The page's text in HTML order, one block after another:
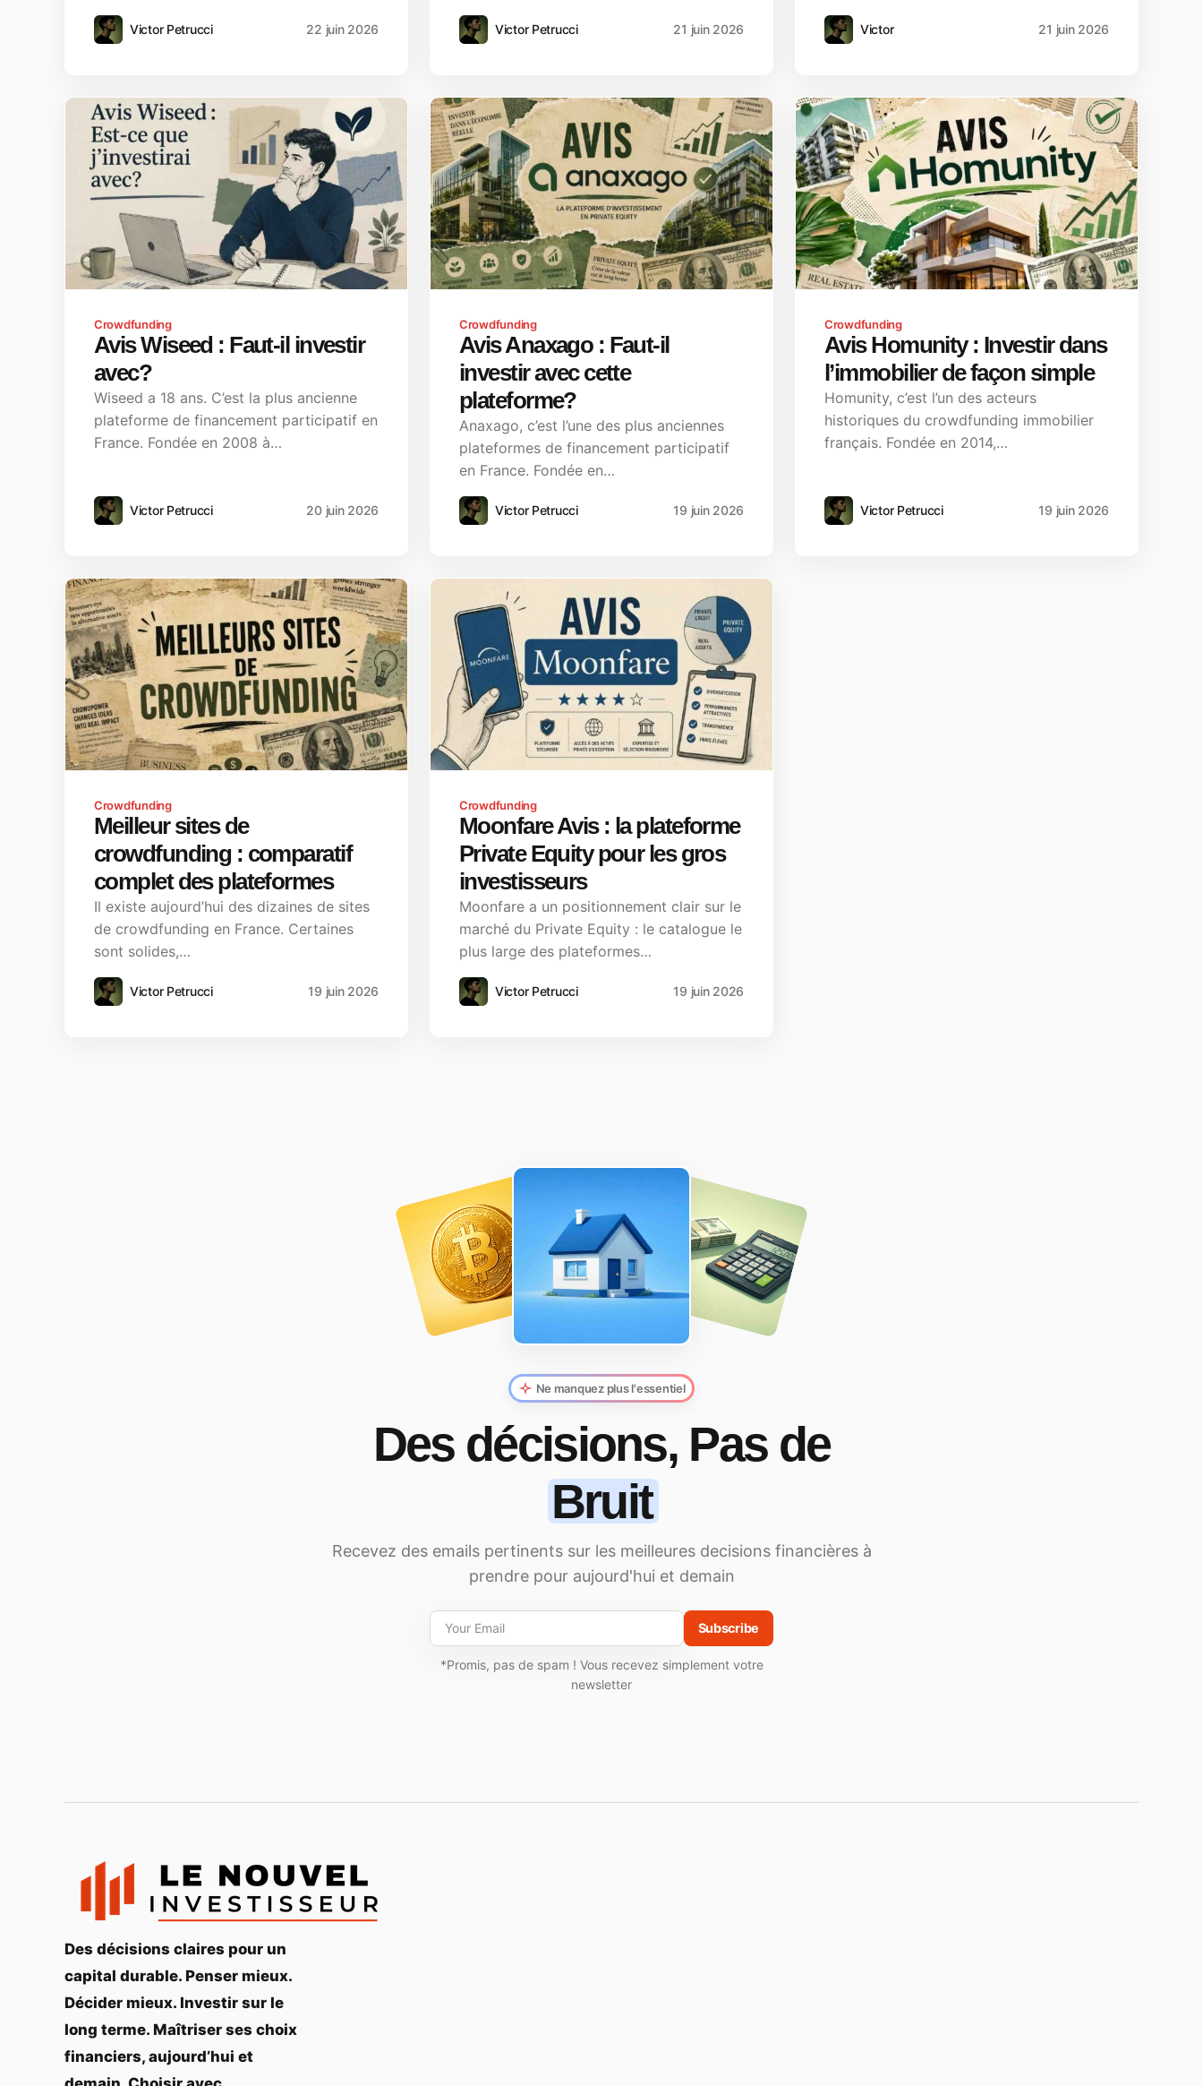
Victor Petrucci 22 juin 2026 Victor Petrucci 21 juin 2026 Victor 21 juin 2026
Crowdfunding
Avis Wiseed : Faut-il investir
avec?
Wiseed a 18 ans. C’est la plus ancienne
plateforme de financement participatif en
France. Fondée en 2008 à…
Victor Petrucci 20 juin 2026
Crowdfunding
Avis Anaxago : Faut-il
investir avec cette
plateforme?
Anaxago, c’est l’une des plus anciennes
plateformes de financement participatif
en France. Fondée en…
Victor Petrucci 19 juin 2026
Crowdfunding
Avis Homunity : Investir dans
l’immobilier de façon simple
Homunity, c’est l’un des acteurs
historiques du crowdfunding immobilier
français. Fondée en 2014,…
Victor Petrucci 19 juin 2026
Crowdfunding
Meilleur sites de
crowdfunding : comparatif
complet des plateformes
Il existe aujourd’hui des dizaines de sites
de crowdfunding en France. Certaines
sont solides,…
Victor Petrucci 19 juin 2026
Crowdfunding
Moonfare Avis : la plateforme
Private Equity pour les gros
investisseurs
Moonfare a un positionnement clair sur le
marché du Private Equity : le catalogue le
plus large des plateformes…
Victor Petrucci 19 juin 2026
Ne manquez plus l'essentiel
Des décisions, Pas de
Bruit
Recevez des emails pertinents sur les meilleures decisions financières à
prendre pour aujourd'hui et demain
Subscribe
*Promis, pas de spam ! Vous recevez simplement votre
newsletter
Des décisions claires pour un
capital durable. Penser mieux.
Décider mieux. Investir sur le
long terme. Maîtriser ses choix
financiers, aujourd’hui et